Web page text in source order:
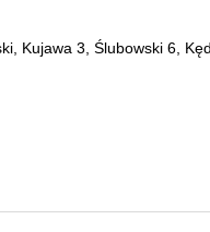
Kujawa 3, Ślubowski 6,